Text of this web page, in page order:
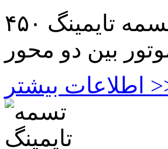
تسمه تایمینگ ۴۵۰XL تسمه تایمینگ ۴۵۰XL مناسب در
بین دو محور
>>